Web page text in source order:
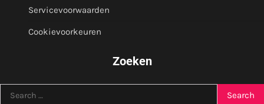
Servicevoorwaarden
Cookievoorkeuren
Zoeken